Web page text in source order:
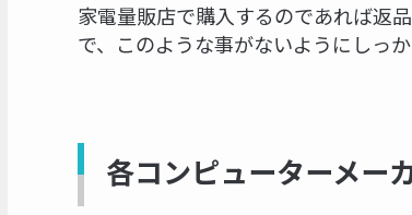
家電量販店で購入するのであれば返
で、このような事がないようにしっか
各コンピューターメー